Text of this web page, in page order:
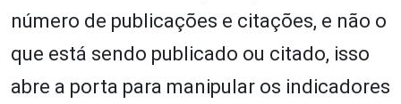
número de publicações e citações, e não o
que está sendo publicado ou citado, isso
abre a porta para manipular os indicadores